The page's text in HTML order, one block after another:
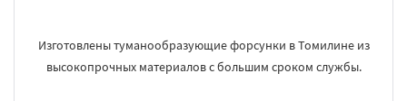
Изготовлены туманообразующие форсунки в Томилине из
высокопрочных материалов с большим сроком службы.